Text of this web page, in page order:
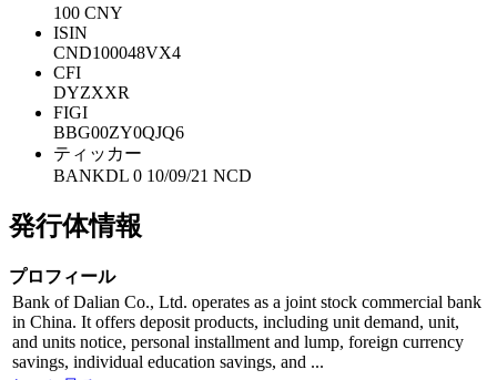
100 CNY
ISIN
CND100048VX4
CFI
DYZXXR
FIGI
BBG00ZY0QJQ6
ティッカー
BANKDL 0 10/09/21 NCD
発行体情報
プロフィール
Bank of Dalian Co., Ltd. operates as a joint stock commercial bank
in China. It offers deposit products, including unit demand, unit,
and units notice, personal installment and lump, foreign currency
savings, individual education savings, and ...